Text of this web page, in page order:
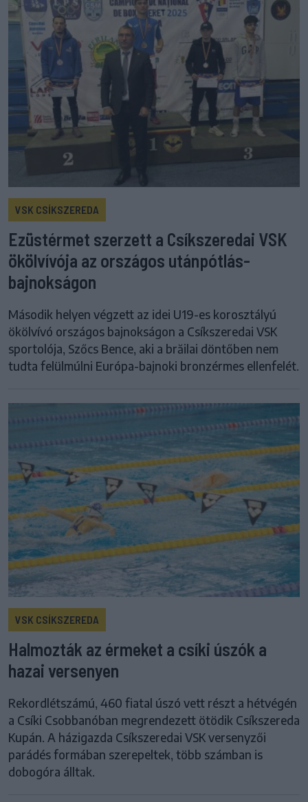
VSK CSÍKSZEREDA
Ezüstérmet szerzett a Csíkszeredai VSK
ökölvívója az országos utánpótlás-
bajnokságon
Második helyen végzett az idei U19-es korosztályú
ökölvívó országos bajnokságon a Csíkszeredai VSK
sportolója, Szőcs Bence, aki a brăilai döntőben nem
tudta felülmúlni Európa-bajnoki bronzérmes ellenfelét.
VSK CSÍKSZEREDA
Halmozták az érmeket a csíki úszók a
hazai versenyen
Rekordlétszámú, 460 fiatal úszó vett részt a hétvégén
a Csíki Csobbanóban megrendezett ötödik Csíkszereda
Kupán. A házigazda Csíkszeredai VSK versenyzői
parádés formában szerepeltek, több számban is
dobogóra álltak.